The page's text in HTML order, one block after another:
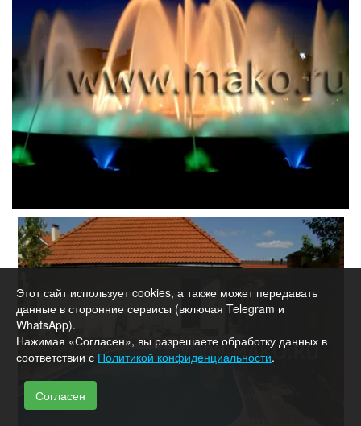
Этот сайт использует cookies, а также может передавать
данные в сторонние сервисы (включая Telegram и
WhatsApp).
Нажимая «Согласен», вы разрешаете обработку данных в
соответствии с Политикой конфиденциальности.
Согласен